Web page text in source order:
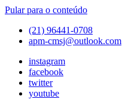
Pular para o conteúdo
(21) 96441-0708
apm-cmsj@outlook.com
instagram
facebook
twitter
youtube